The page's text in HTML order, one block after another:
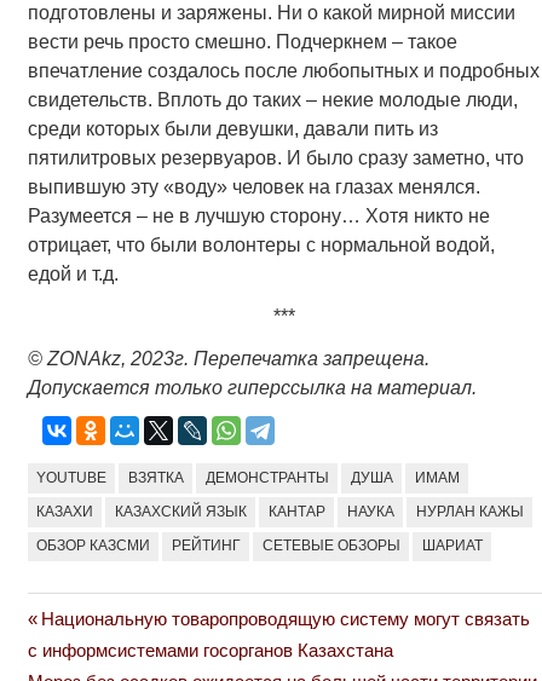
подготовлены и заряжены. Ни о какой мирной миссии
вести речь просто смешно. Подчеркнем – такое
впечатление создалось после любопытных и подробных
свидетельств. Вплоть до таких – некие молодые люди,
среди которых были девушки, давали пить из
пятилитровых резервуаров. И было сразу заметно, что
выпившую эту «воду» человек на глазах менялся.
Разумеется – не в лучшую сторону… Хотя никто не
отрицает, что были волонтеры с нормальной водой,
едой и т.д.
***
© ZONAkz, 2023г. Перепечатка запрещена.
Допускается только гиперссылка на материал.
YOUTUBE ВЗЯТКА ДЕМОНСТРАНТЫ ДУША ИМАМ
КАЗАХИ КАЗАХСКИЙ ЯЗЫК КАНТАР НАУКА НУРЛАН КАЖЫ
ОБЗОР КАЗСМИ РЕЙТИНГ СЕТЕВЫЕ ОБЗОРЫ ШАРИАТ
Навигация
по
Previous
Post:
Национальную товаропроводящую систему могут связать
с информсистемами госорганов Казахстана